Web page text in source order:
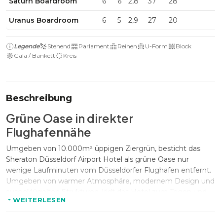
Uranus Boardroom 6 5 2,9 27 20
Legende Stehend Parlament Reihen U-Form
Block
Gala / Bankett
Kreis
Beschreibung
Grüne Oase in direkter
Flughafennähe
Umgeben von 10.000m² üppigen Ziergrün, besticht das
Sheraton Düsseldorf Airport Hotel als grüne Oase nur
wenige Laufminuten vom Düsseldorfer Flughafen entfernt.
Umgeben von warmer Atmosphäre, modernem Design und
Entspannen ein.
WEITERLESEN